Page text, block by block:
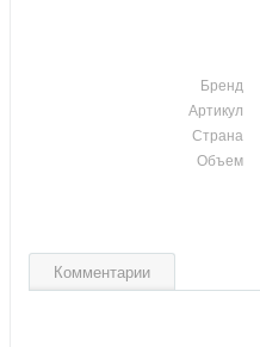
Бренд
Артикул
Страна
Объем
Комментарии